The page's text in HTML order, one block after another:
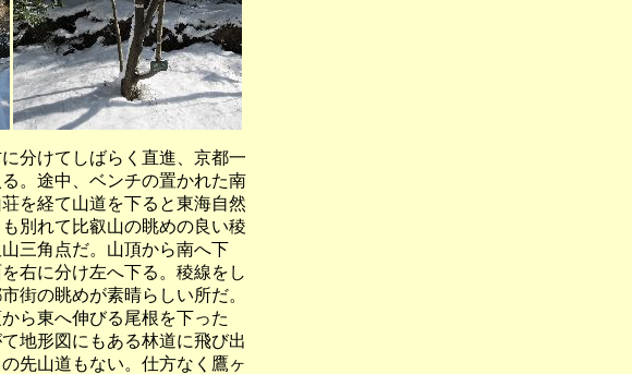
分けてしばらく直進、京都一
。途中、ベンチの置かれた南
を経て山道を下ると東海自然
別れて比叡山の眺めの良い稜
三角点だ。山頂から南へ下
右に分け左へ下る。稜線をし
街の眺めが素晴らしい所だ。
ら東へ伸びる尾根を下った
地形図にもある林道に飛び出
先山道もない。仕方なく鷹ヶ